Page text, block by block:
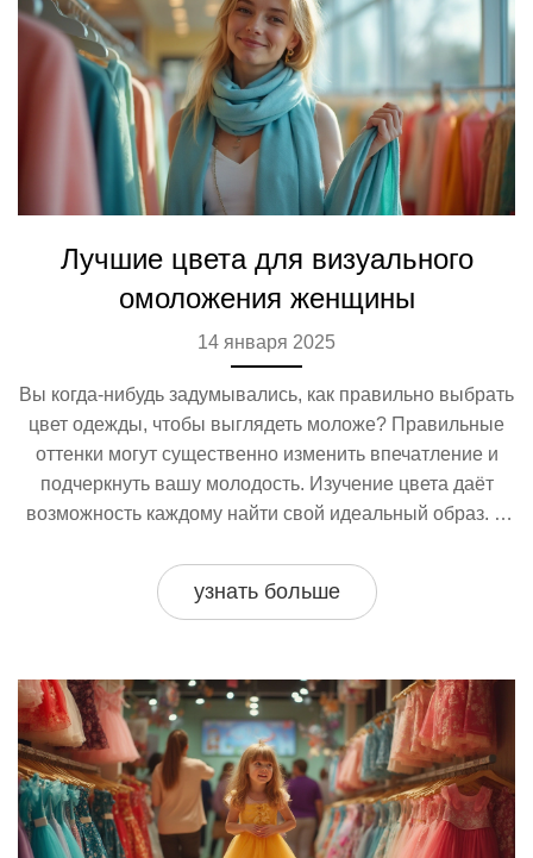
Лучшие цвета для визуального
омоложения женщины
14 января 2025
Вы когда-нибудь задумывались, как правильно выбрать
цвет одежды, чтобы выглядеть моложе? Правильные
оттенки могут существенно изменить впечатление и
подчеркнуть вашу молодость. Изучение цвета даёт
возможность каждому найти свой идеальный образ. В
омолодить женщину и как их гармонично интегрировать
в гардероб.
узнать больше